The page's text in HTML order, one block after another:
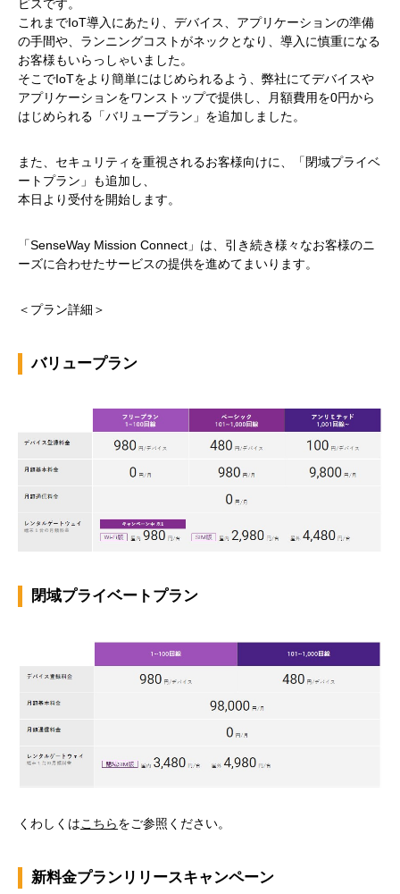
ビスです。
これまでIoT導入にあたり、デバイス、アプリケーションの準備
の手間や、ランニングコストがネックとなり、導入に慎重になる
お客様もいらっしゃいました。
そこでIoTをより簡単にはじめられるよう、弊社にてデバイスや
アプリケーションをワンストップで提供し、月額費用を0円から
はじめられる「バリュープラン」を追加しました。
また、セキュリティを重視されるお客様向けに、「閉域プライベ
ートプラン」も追加し、
本日より受付を開始します。
「SenseWay Mission Connect」は、引き続き様々なお客様のニ
ーズに合わせたサービスの提供を進めてまいります。
＜プラン詳細＞
バリュープラン
閉域プライベートプラン
くわしくはこちらをご参照ください。
新料金プランリリースキャンペーン